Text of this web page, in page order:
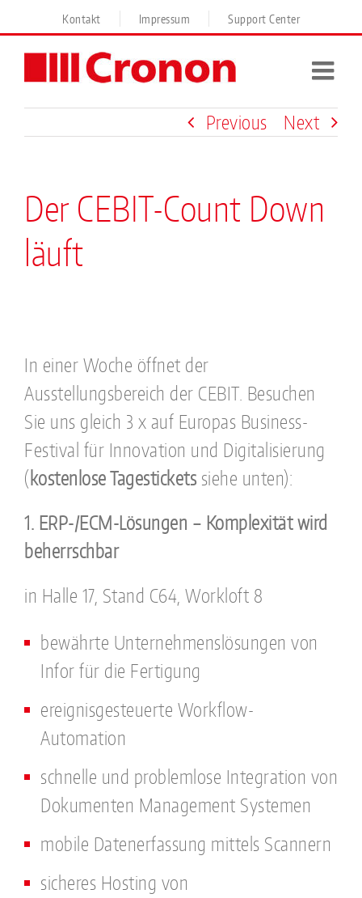
to
Kontakt Impressum Support Center
Previous Next
Der CEBIT-Count Down
läuft
In einer Woche öffnet der
Ausstellungsbereich der CEBIT. Besuchen
Sie uns gleich 3 x auf Europas Business-
Festival für Innovation und Digitalisierung
(kostenlose Tagesticketssiehe unten):
1. ERP-/ECM-Lösungen – Komplexität wird
beherrschbar
in Halle 17, Stand C64, Workloft 8
bewährte Unternehmenslösungen von
Infor für die Fertigung
ereignisgesteuerte Workflow-
Automation
schnelle und problemlose Integration von
Dokumenten Management Systemen
mobile Datenerfassung mittels Scannern
sicheres Hosting von